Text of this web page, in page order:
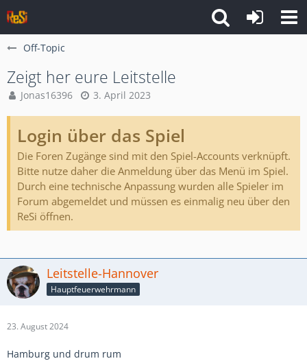
Off-Topic
Zeigt her eure Leitstelle
Jonas16396 3. April 2023
Login über das Spiel
Die Foren Zugänge sind mit den Spiel-Accounts verknüpft.
Bitte nutze daher die Anmeldung über das Menü im Spiel.
Durch eine technische Anpassung wurden alle Spieler im
Forum abgemeldet und müssen es einmalig neu über den
ReSi öffnen.
Leitstelle-Hannover
Hauptfeuerwehrmann
23. August 2024
Hamburg und drum rum